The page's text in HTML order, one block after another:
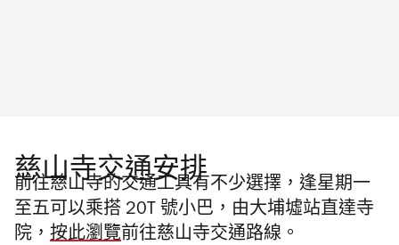
慈山寺交通安排
前往慈山寺的交通工具有不少選擇，逢星期一
至五可以乘搭 20T 號小巴，由大埔墟站直達寺
院， 按此瀏覽前往慈山寺交通路線。